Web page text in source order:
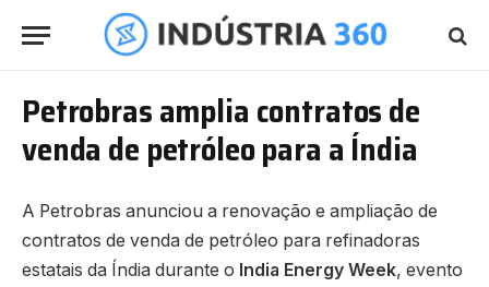
Petrobras amplia contratos de
venda de petróleo para a Índia
A Petrobras anunciou a renovação e ampliação de
contratos de venda de petróleo para refinadoras
estatais da Índia durante o India Energy Week, evento